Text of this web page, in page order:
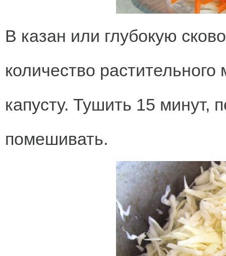
В казан или глубокую
количество
капусту. Тушить 15 минут,
помешивать.